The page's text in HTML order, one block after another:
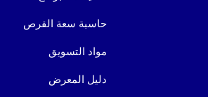
حاسبة سعة القرص
مواد التسويق
دليل المعرض